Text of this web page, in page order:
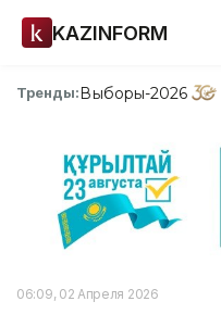
KAZINFORM
Тренды:Выборы-2026
06:09, 02 Апреля 2026